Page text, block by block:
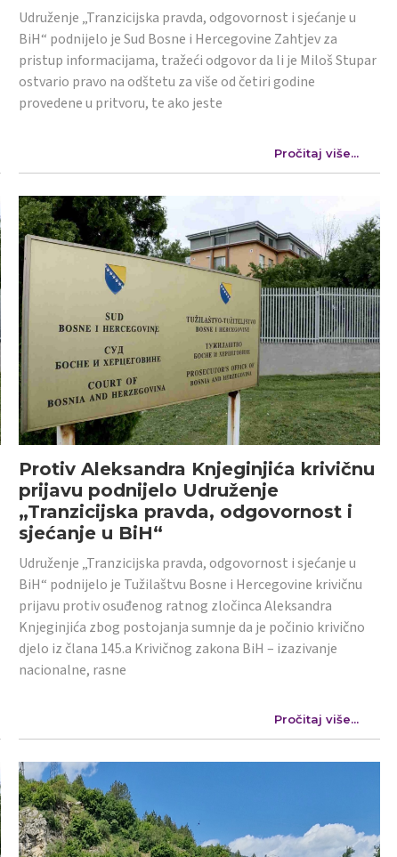
Udruženje „Tranzicijska pravda, odgovornost i sjećanje u
BiH“ podnijelo je Sud Bosne i Hercegovine Zahtjev za
pristup informacijama, tražeći odgovor da li je Miloš Stupar
ostvario pravo na odštetu za više od četiri godine
provedene u pritvoru, te ako jeste
Pročitaj više...
Protiv Aleksandra Knjeginjića krivičnu
prijavu podnijelo Udruženje
„Tranzicijska pravda, odgovornost i
sjećanje u BiH“
Udruženje „Tranzicijska pravda, odgovornost i sjećanje u
BiH“ podnijelo je Tužilaštvu Bosne i Hercegovine krivičnu
prijavu protiv osuđenog ratnog zločinca Aleksandra
Knjeginjića zbog postojanja sumnje da je počinio krivično
djelo iz člana 145.a Krivičnog zakona BiH – izazivanje
nacionalne, rasne
Pročitaj više...